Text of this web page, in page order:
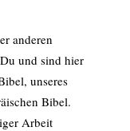
anderen
und sind hier
unseres
Bibel.
Arbeit